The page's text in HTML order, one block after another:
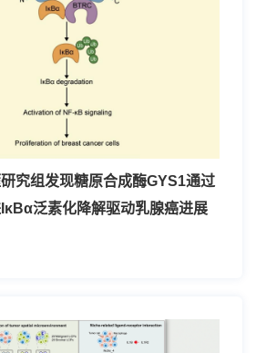
究组发现糖原合成酶GYS1通过
泛素化降解驱动乳腺癌进展